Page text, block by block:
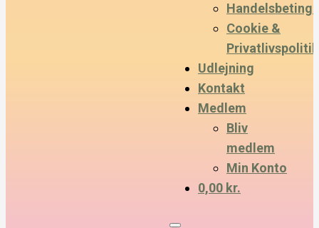
Cookie &
Privatlivspolitik
Udlejning
Kontakt
Medlem
Bliv
medlem
Min Konto
0,00 kr.